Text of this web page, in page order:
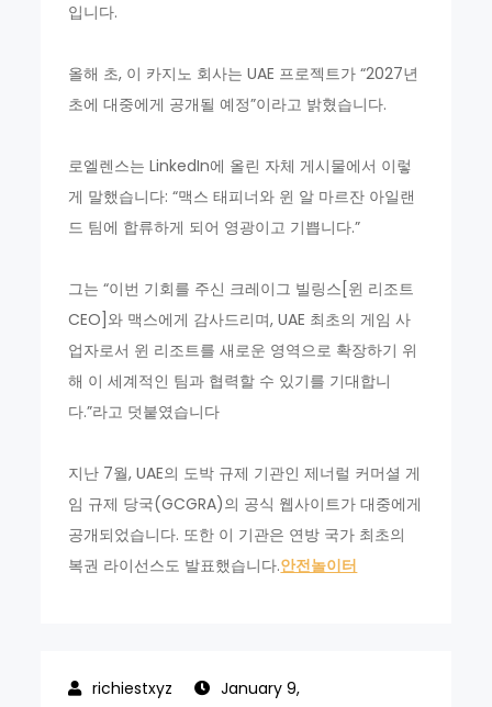
입니다.
올해 초, 이 카지노 회사는 UAE 프로젝트가 “2027년
초에 대중에게 공개될 예정”이라고 밝혔습니다.
로엘렌스는 LinkedIn에 올린 자체 게시물에서 이렇
게 말했습니다: “맥스 태피너와 윈 알 마르잔 아일랜
드 팀에 합류하게 되어 영광이고 기쁩니다.”
그는 “이번 기회를 주신 크레이그 빌링스[윈 리조트
CEO]와 맥스에게 감사드리며, UAE 최초의 게임 사
업자로서 윈 리조트를 새로운 영역으로 확장하기 위
해 이 세계적인 팀과 협력할 수 있기를 기대합니
다.”라고 덧붙였습니다
지난 7월, UAE의 도박 규제 기관인 제너럴 커머셜 게
임 규제 당국(GCGRA)의 공식 웹사이트가 대중에게
공개되었습니다. 또한 이 기관은 연방 국가 최초의
복권 라이선스도 발표했습니다.안전놀이터
January 9,